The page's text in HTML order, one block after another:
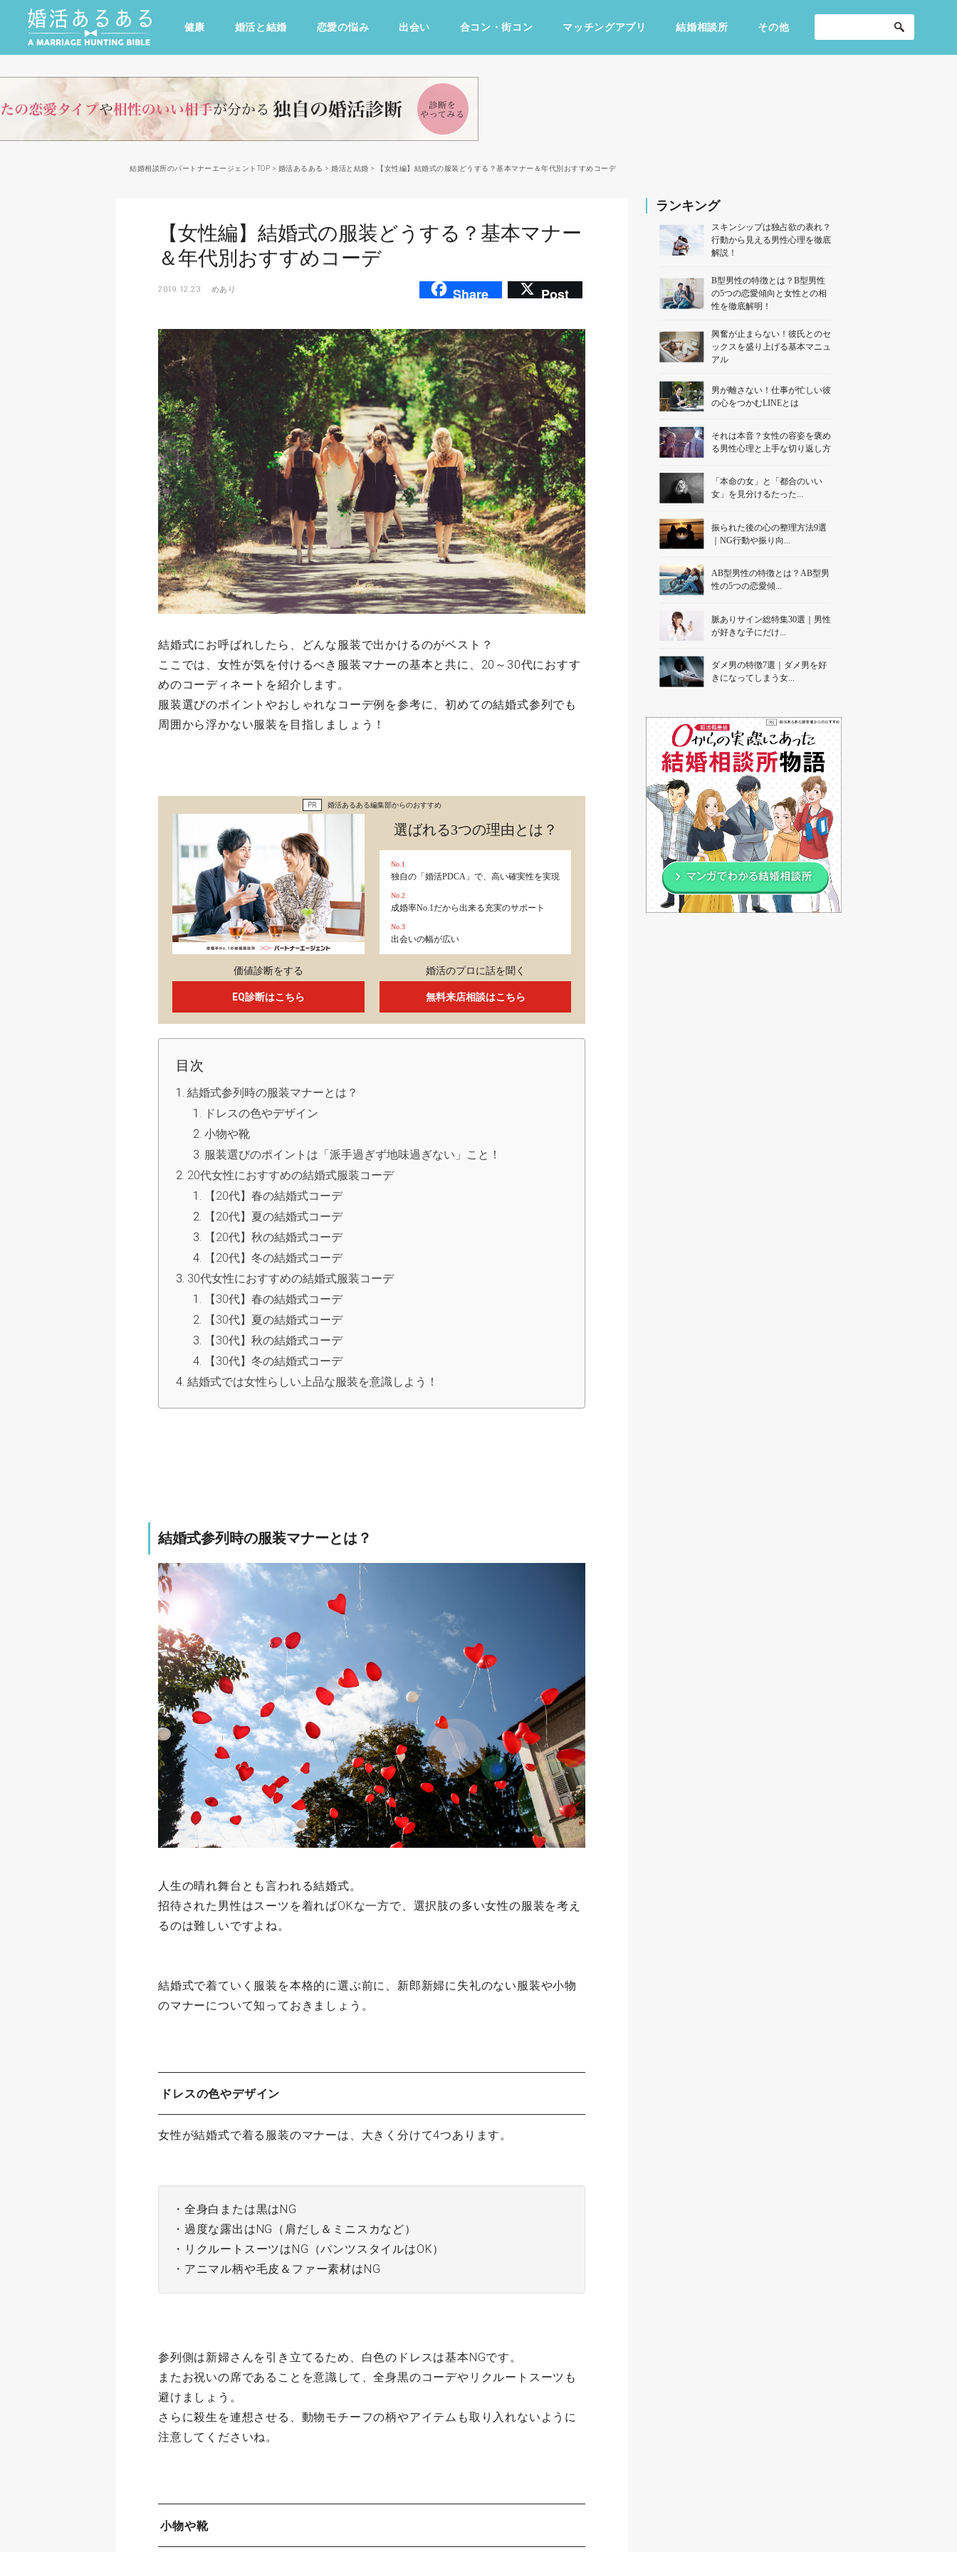
健康 婚活と結婚 恋愛の悩み 出会い 合コン・街コン マッチングアプリ 結婚相談所 その他
心の処方箋 カルチャー・トレンド・芸能
結婚相談所のパートナーエージェントTOP > 婚活あるある > 婚活と結婚 > 【女性編】結婚式の服装どうする？基本マナー＆年代別おすすめコーデ
【女性編】結婚式の服装どうする？基本マナー
＆年代別おすすめコーデ
2019.12.23 めあり Share Post
結婚式にお呼ばれしたら、どんな服装で出かけるのがベスト？
ここでは、女性が気を付けるべき服装マナーの基本と共に、20～30代におすす
めのコーディネートを紹介します。
服装選びのポイントやおしゃれなコーデ例を参考に、初めての結婚式参列でも
周囲から浮かない服装を目指しましょう！
PR 婚活あるある編集部からのおすすめ
価値診断をする
EQ診断はこちら
選ばれる3つの理由とは？
No.1
独自の「婚活PDCA」で、高い確実性を実現
No.2
成婚率No.1だから出来る充実のサポート
No.3
出会いの幅が広い
婚活のプロに話を聞く
無料来店相談はこちら
目次
結婚式参列時の服装マナーとは？
ドレスの色やデザイン
小物や靴
服装選びのポイントは「派手過ぎず地味過ぎない」こと！
20代女性におすすめの結婚式服装コーデ
【20代】春の結婚式コーデ
【20代】夏の結婚式コーデ
【20代】秋の結婚式コーデ
【20代】冬の結婚式コーデ
30代女性におすすめの結婚式服装コーデ
【30代】春の結婚式コーデ
【30代】夏の結婚式コーデ
【30代】秋の結婚式コーデ
【30代】冬の結婚式コーデ
結婚式では女性らしい上品な服装を意識しよう！
結婚式参列時の服装マナーとは？
人生の晴れ舞台とも言われる結婚式。
招待された男性はスーツを着ればOKな一方で、選択肢の多い女性の服装を考え
るのは難しいですよね。
結婚式で着ていく服装を本格的に選ぶ前に、新郎新婦に失礼のない服装や小物
のマナーについて知っておきましょう。
ドレスの色やデザイン
女性が結婚式で着る服装のマナーは、大きく分けて4つあります。
・全身白または黒はNG
・過度な露出はNG（肩だし＆ミニスカなど）
・リクルートスーツはNG（パンツスタイルはOK）
・アニマル柄や毛皮＆ファー素材はNG
参列側は新婦さんを引き立てるため、白色のドレスは基本NGです。
またお祝いの席であることを意識して、全身黒のコーデやリクルートスーツも
避けましょう。
さらに殺生を連想させる、動物モチーフの柄やアイテムも取り入れないように
注意してくださいね。
小物や靴
ランキング
スキンシップは独占欲の表れ？
行動から見える男性心理を徹底
解説！
B型男性の特徴とは？B型男性
の5つの恋愛傾向と女性との相
性を徹底解明！
興奮が止まらない！彼氏とのセ
ックスを盛り上げる基本マニュ
アル
男が離さない！仕事が忙しい彼
の心をつかむLINEとは
それは本音？女性の容姿を褒め
る男性心理と上手な切り返し方
「本命の女」と「都合のいい
女」を見分けるたった...
振られた後の心の整理方法9選
｜NG行動や振り向...
AB型男性の特徴とは？AB型男
性の5つの恋愛傾...
脈ありサイン総特集30選｜男性
が好きな子にだけ...
ダメ男の特徴7選｜ダメ男を好
きになってしまう女...